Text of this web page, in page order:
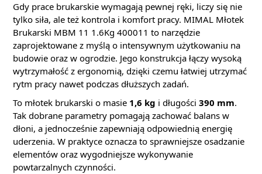
Gdy prace brukarskie wymagają pewnej ręki, liczy się nie
tylko siła, ale też kontrola i komfort pracy. MIMAL Młotek
Brukarski MBM 11 1.6Kg 400011 to narzędzie
zaprojektowane z myślą o intensywnym użytkowaniu na
budowie oraz w ogrodzie. Jego konstrukcja łączy wysoką
wytrzymałość z ergonomią, dzięki czemu łatwiej utrzymać
rytm pracy nawet podczas dłuższych zadań.
To młotek brukarski o masie 1,6 kg i długości 390 mm.
Tak dobrane parametry pomagają zachować balans w
dłoni, a jednocześnie zapewniają odpowiednią energię
uderzenia. W praktyce oznacza to sprawniejsze osadzanie
elementów oraz wygodniejsze wykonywanie
powtarzalnych czynności.